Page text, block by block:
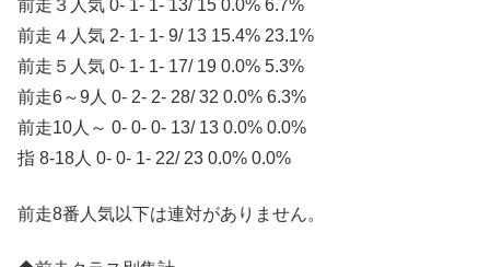
前走３人気 0- 1- 1- 13/ 15 0.0% 6.7%
前走４人気 2- 1- 1- 9/ 13 15.4% 23.1%
前走５人気 0- 1- 1- 17/ 19 0.0% 5.3%
前走6～9人 0- 2- 2- 28/ 32 0.0% 6.3%
前走10人～ 0- 0- 0- 13/ 13 0.0% 0.0%
指 8-18人 0- 0- 1- 22/ 23 0.0% 0.0%
前走8番人気以下は連対がありません。